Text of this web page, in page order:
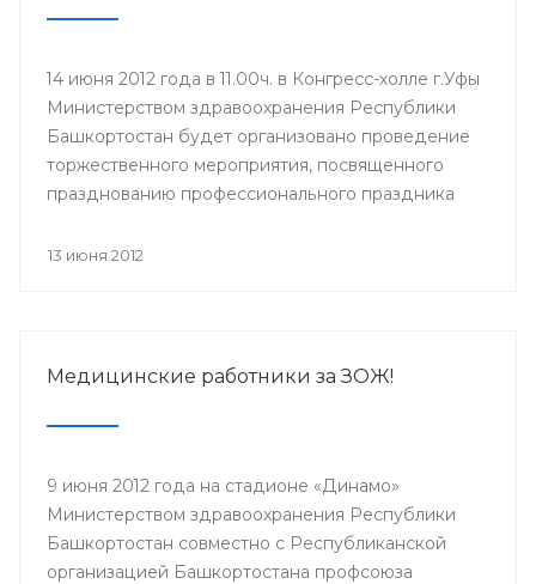
14 июня 2012 года в 11.00ч. в Конгресс-холле г.Уфы
Министерством здравоохранения Республики
Башкортостан будет организовано проведение
торжественного мероприятия, посвященного
празднованию профессионального праздника
участия в мероприятии приглашены
государственных унитарных предприятий,
13 июня 2012
Медицинские работники за ЗОЖ!
9 июня 2012 года на стадионе «Динамо»
Министерством здравоохранения Республики
Башкортостан совместно с Республиканской
организацией Башкортостана профсоюза